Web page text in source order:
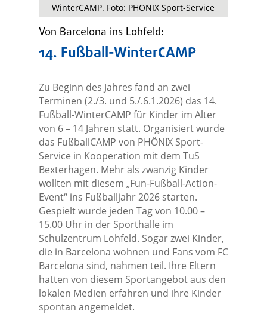
WinterCAMP. Foto: PHÖNIX Sport-Service
Von Barcelona ins Lohfeld:
14. Fußball-WinterCAMP
Zu Beginn des Jahres fand an zwei
Terminen (2./3. und 5./.6.1.2026) das 14.
Fußball-WinterCAMP für Kinder im Alter
von 6 – 14 Jahren statt. Organisiert wurde
das FußballCAMP von PHÖNIX Sport-
Service in Kooperation mit dem TuS
Bexterhagen. Mehr als zwanzig Kinder
wollten mit diesem „Fun-Fußball-Action-
Event“ ins Fußballjahr 2026 starten.
Gespielt wurde jeden Tag von 10.00 –
15.00 Uhr in der Sporthalle im
Schulzentrum Lohfeld. Sogar zwei Kinder,
die in Barcelona wohnen und Fans vom FC
Barcelona sind, nahmen teil. Ihre Eltern
hatten von diesem Sportangebot aus den
lokalen Medien erfahren und ihre Kinder
spontan angemeldet.